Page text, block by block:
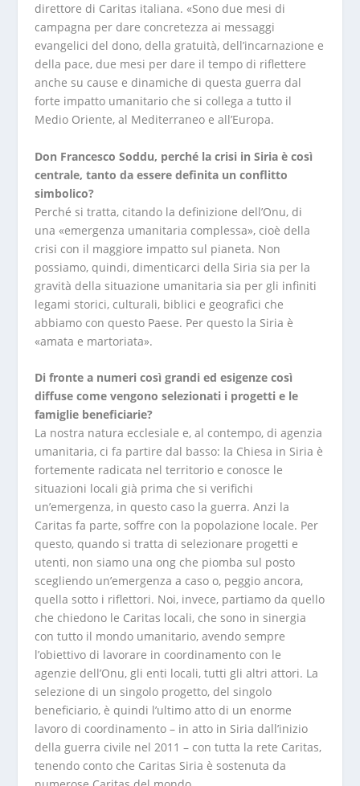
direttore di Caritas italiana. «Sono due mesi di
campagna per dare concretezza ai messaggi
evangelici del dono, della gratuità, dell’incarnazione e
della pace, due mesi per dare il tempo di riflettere
anche su cause e dinamiche di questa guerra dal
forte impatto umanitario che si collega a tutto il
Medio Oriente, al Mediterraneo e all’Europa.
Don Francesco Soddu, perché la crisi in Siria è così
centrale, tanto da essere definita un conflitto
simbolico?
Perché si tratta, citando la definizione dell’Onu, di
una «emergenza umanitaria complessa», cioè della
crisi con il maggiore impatto sul pianeta. Non
possiamo, quindi, dimenticarci della Siria sia per la
gravità della situazione umanitaria sia per gli infiniti
legami storici, culturali, biblici e geografici che
abbiamo con questo Paese. Per questo la Siria è
«amata e martoriata».
Di fronte a numeri così grandi ed esigenze così
diffuse come vengono selezionati i progetti e le
famiglie beneficiarie?
La nostra natura ecclesiale e, al contempo, di agenzia
umanitaria, ci fa partire dal basso: la Chiesa in Siria è
fortemente radicata nel territorio e conosce le
situazioni locali già prima che si verifichi
un’emergenza, in questo caso la guerra. Anzi la
Caritas fa parte, soffre con la popolazione locale. Per
questo, quando si tratta di selezionare progetti e
utenti, non siamo una ong che piomba sul posto
scegliendo un’emergenza a caso o, peggio ancora,
quella sotto i riflettori. Noi, invece, partiamo da quello
che chiedono le Caritas locali, che sono in sinergia
con tutto il mondo umanitario, avendo sempre
l’obiettivo di lavorare in coordinamento con le
agenzie dell’Onu, gli enti locali, tutti gli altri attori. La
selezione di un singolo progetto, del singolo
beneficiario, è quindi l’ultimo atto di un enorme
lavoro di coordinamento – in atto in Siria dall’inizio
della guerra civile nel 2011 – con tutta la rete Caritas,
tenendo conto che Caritas Siria è sostenuta da